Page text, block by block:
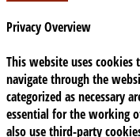
Privacy Overview
This website uses
navigate through the
categorized as necessary
essential for the working
also use third-party